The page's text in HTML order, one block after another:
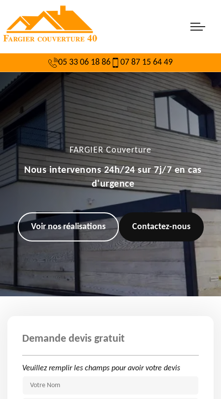
05 33 06 18 86 07 87 15 64 49
FARGIER Couverture
Nous intervenons 24h/24 sur 7j/7 en cas
d'urgence
Voir nos réalisations Contactez-nous
Demande devis gratuit
Veuillez remplir les champs pour avoir votre devis